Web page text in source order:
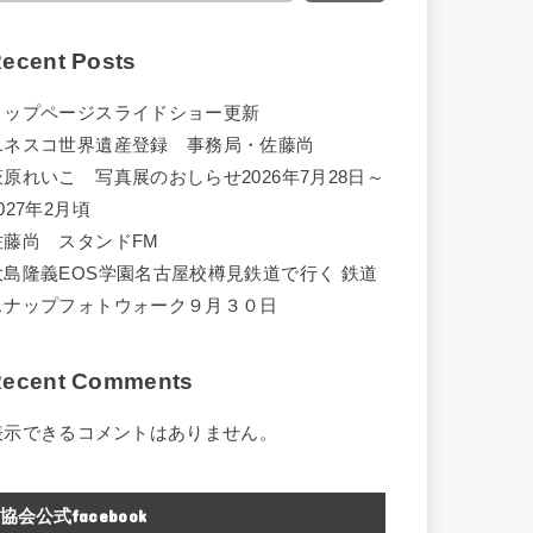
Posts
ップページスライドショー更新
ネスコ世界遺産登録 事務局・佐藤尚
原れいこ 写真展のおしらせ2026年7月28日～
年2月頃
藤尚 スタンドFM
島隆義EOS学園名古屋校樽見鉄道で行く 鉄道
ナップフォトウォーク９月３０日
Comments
示できるコメントはありません。
協会公式facebook